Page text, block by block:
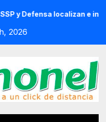
localizan e incineran
2026